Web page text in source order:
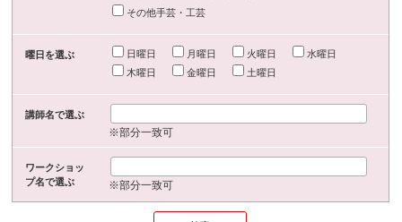
その他手芸・工芸
曜日を選ぶ 日曜日 月曜日 火曜日
水曜日
木曜日
金曜日 土曜日
講師名で選ぶ
※部分一致可
ワークショッ
プ名で選ぶ
※部分一致可